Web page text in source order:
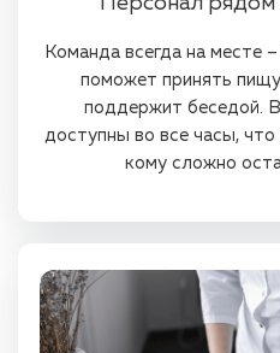
Команда всегда на месте
поможет принять
поддержит беседой.
доступны во все часы,
кому сложно